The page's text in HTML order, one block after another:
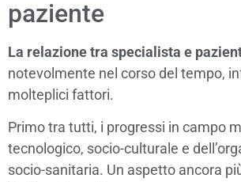
paziente
La relazione tra specialista e
notevolmente nel corso del tempo,
molteplici fattori.
Primo tra tutti, i progressi in campo
tecnologico, socio-culturale e
socio-sanitaria. Un aspetto ancora